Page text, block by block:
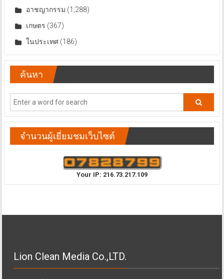
อาชญากรรม (1,288)
เกษตร (367)
ในประเทศ(186)
ค้นหา
จำนวนผู้เยี่ยมชมเว็บไซต์
Your IP: 216.73.217.109
Lion Clean Media Co.,LTD.